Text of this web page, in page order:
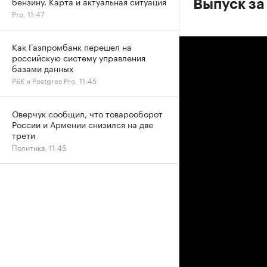
Выпуск
Pro, 11:47
Как Газпромбанк перешел на
российскую систему управления
базами данных
РБК и Postgres Pro, 11:45
Оверчук сообщил, что товарооборот
России и Армении снизился на две
трети
Политика, 11:45